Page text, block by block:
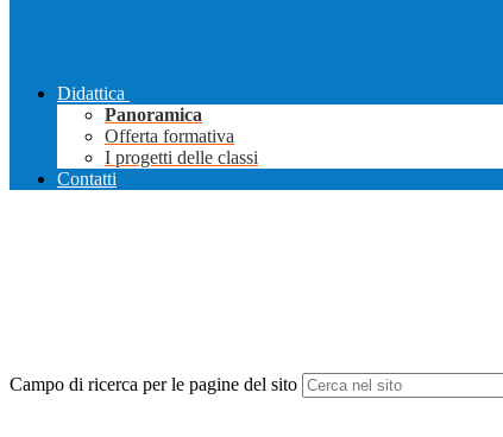
Didattica
Panoramica
Offerta formativa
I progetti delle classi
Contatti
Campo di ricerca per le pagine del sito